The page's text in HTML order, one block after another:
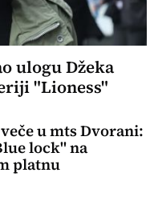
ulogu Džeka
"Lioness"
u mts Dvorani:
lock" na
platnu